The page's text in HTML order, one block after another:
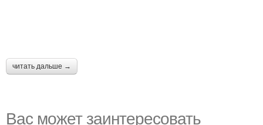
читать дальше →
Вас может заинтересовать